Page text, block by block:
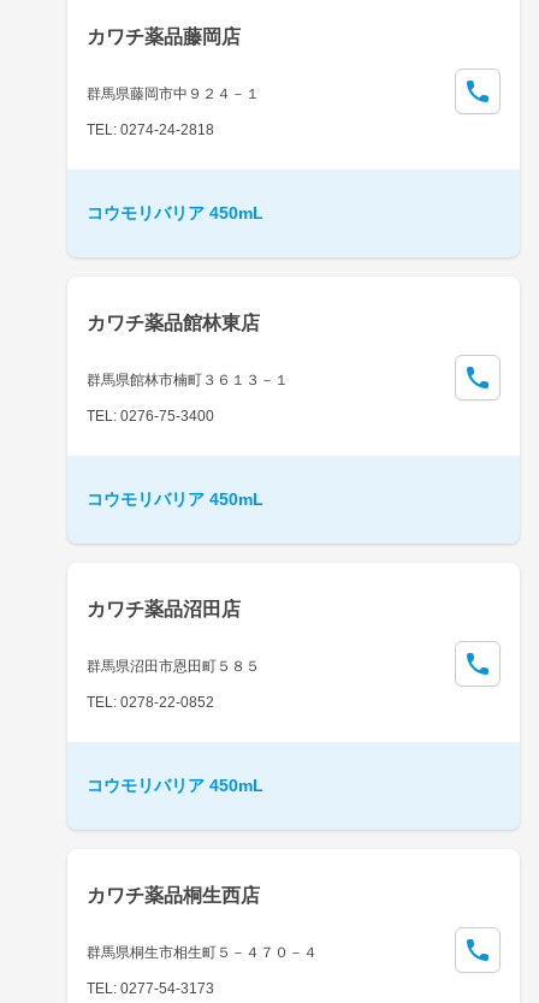
カワチ薬品藤岡店
群馬県藤岡市中９２４－１
TEL: 0274-24-2818
コウモリバリア 450mL
カワチ薬品館林東店
群馬県館林市楠町３６１３－１
TEL: 0276-75-3400
コウモリバリア 450mL
カワチ薬品沼田店
群馬県沼田市恩田町５８５
TEL: 0278-22-0852
コウモリバリア 450mL
カワチ薬品桐生西店
群馬県桐生市相生町５－４７０－４
TEL: 0277-54-3173